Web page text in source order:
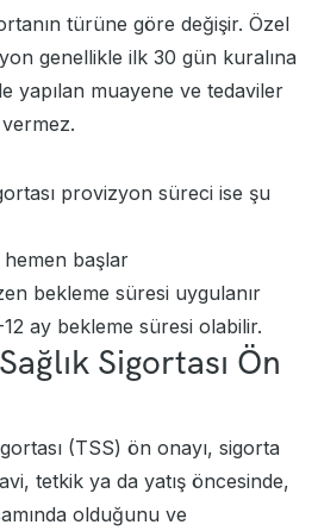
türüne göre değişir. Özel
genellikle ilk 30 gün kuralına
yapılan muayene ve tedaviler
provizyon süreci ise şu
hemen başlar
bekleme süresi uygulanır
ay bekleme süresi olabilir.
Sigortası Ön
(TSS) ön onayı, sigorta
tetkik ya da yatış öncesinde,
olduğunu ve